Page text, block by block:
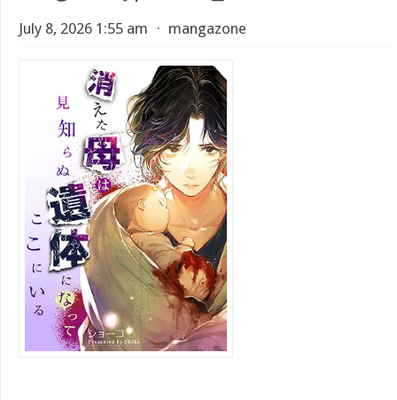
July 8, 2026 1:55 am ⋅ mangazone